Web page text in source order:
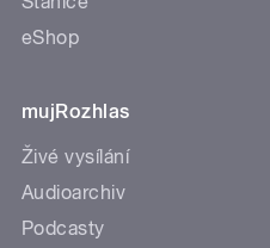
eShop
mujRozhlas
Živé vysílání
Audioarchiv
Podcasty